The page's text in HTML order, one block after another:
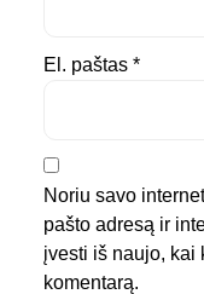
El. paštas *
Noriu savo
pašto adresą ir
įvesti iš naujo, kai
komentarą.